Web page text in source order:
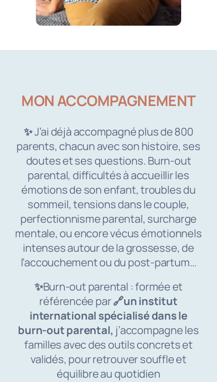
MON ACCOMPAGNEMENT
✨J’ai déjà accompagné plus de 800
parents, chacun avec son histoire, ses
doutes et ses questions. Burn-out
parental, difficultés à accueillir les
émotions de son enfant, troubles du
sommeil, tensions dans le couple,
perfectionnisme parental, surcharge
mentale, ou encore vécus émotionnels
intenses autour de la grossesse, de
l’accouchement ou du post-partum…
✨Burn-out parental : formée et
référencée par🔗un institut
international spécialisé dans le
burn-out parental, j’accompagne les
familles avec des outils concrets et
validés, pour retrouver souffle et
équilibre au quotidien